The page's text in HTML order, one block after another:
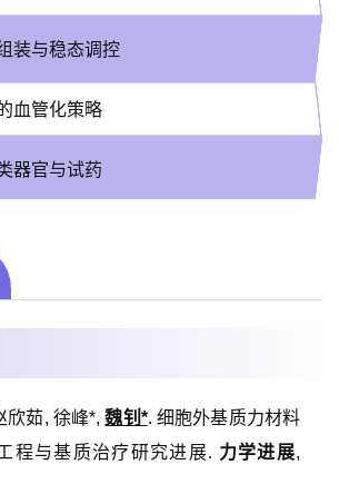
装与稳态调控
血管化策略
器官与试药
欣茹, 徐峰*,魏钊 *. 细胞外基质力材料
程与基质治疗研究进展. 力学进展,